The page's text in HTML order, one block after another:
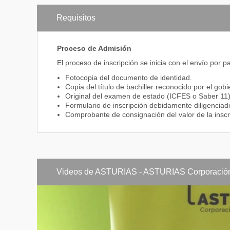
Semestre IV Constitución
Contabilidad
Requisitos
Proceso de Admisión
El proceso de inscripción se inicia con el envío por
Fotocopia del documento de identidad.
Copia del título de bachiller reconocido por el
Original del examen de estado (ICFES o Saber
Formulario de inscripción debidamente
Comprobante de consignación del valor de la
Videos de ASTURIAS - ASTURIAS